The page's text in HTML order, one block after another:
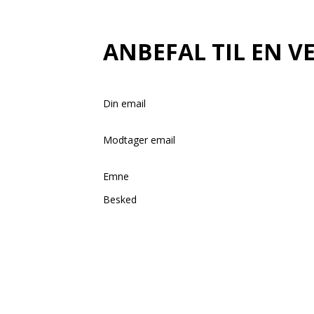
ANBEFAL TIL EN
Din email
Modtager email
Emne
Besked